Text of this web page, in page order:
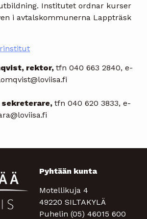
Institutet ordnar kurser
i avtalskommunerna Lappträsk
rektor, tfn 040 663 2840, e-
sekreterare, tfn 040 620 3833, e-
Pyhtään kunta
Motellikuja 4
49220 SILTAKYLÄ
Puhelin (05) 46015 600